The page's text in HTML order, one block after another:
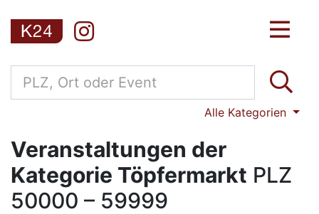
Alle Kategorien
Veranstaltungen der
Kategorie Töpfermarkt PLZ
50000 – 59999